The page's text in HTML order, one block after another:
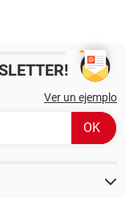
Ver un ejemplo